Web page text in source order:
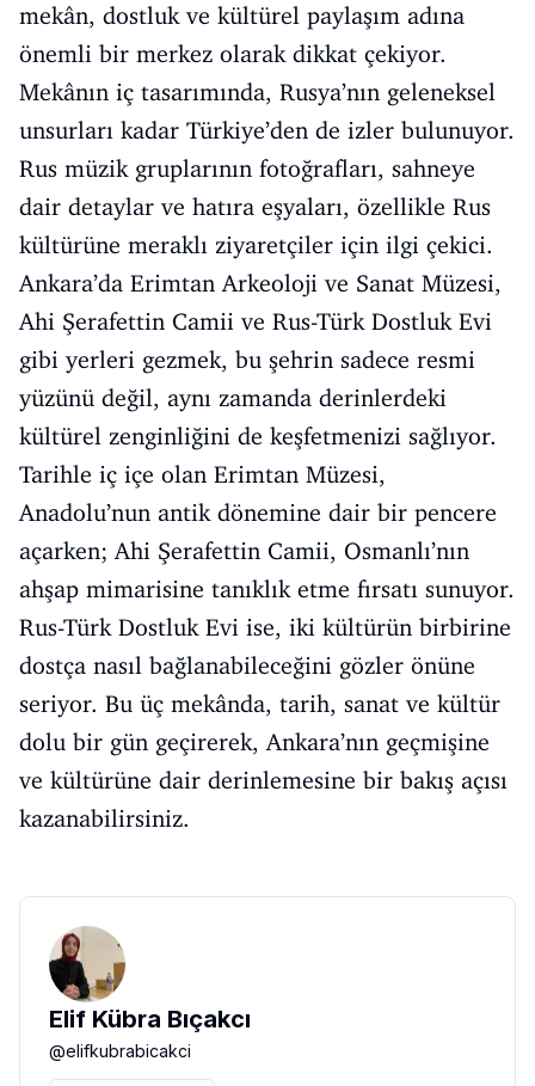
mekân, dostluk ve kültürel paylaşım adına
önemli bir merkez olarak dikkat çekiyor.
Mekânın iç tasarımında, Rusya’nın geleneksel
unsurları kadar Türkiye’den de izler bulunuyor.
Rus müzik gruplarının fotoğrafları, sahneye
dair detaylar ve hatıra eşyaları, özellikle Rus
kültürüne meraklı ziyaretçiler için ilgi çekici.
Ankara’da Erimtan Arkeoloji ve Sanat Müzesi,
Ahi Şerafettin Camii ve Rus-Türk Dostluk Evi
gibi yerleri gezmek, bu şehrin sadece resmi
yüzünü değil, aynı zamanda derinlerdeki
kültürel zenginliğini de keşfetmenizi sağlıyor.
Tarihle iç içe olan Erimtan Müzesi,
Anadolu’nun antik dönemine dair bir pencere
açarken; Ahi Şerafettin Camii, Osmanlı’nın
ahşap mimarisine tanıklık etme fırsatı sunuyor.
Rus-Türk Dostluk Evi ise, iki kültürün birbirine
dostça nasıl bağlanabileceğini gözler önüne
seriyor. Bu üç mekânda, tarih, sanat ve kültür
dolu bir gün geçirerek, Ankara’nın geçmişine
ve kültürüne dair derinlemesine bir bakış açısı
kazanabilirsiniz.
Elif Kübra Bıçakcı
@elifkubrabicakci